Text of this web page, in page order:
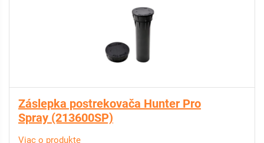
Záslepka postrekovača Hunter Pro
Spray (213600SP)
Viac o produkte